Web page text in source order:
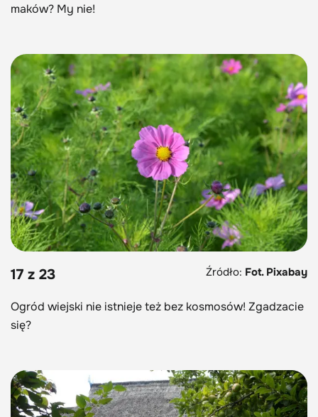
maków? My nie!
17 z 23 Źródło: Fot. Pixabay
Ogród wiejski nie istnieje też bez kosmosów! Zgadzacie
się?